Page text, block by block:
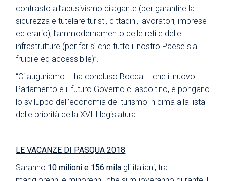
contrasto all’abusivismo dilagante (per garantire la
sicurezza e tutelare turisti, cittadini, lavoratori, imprese
ed erario), l’ammodernamento delle reti e delle
infrastrutture (per far sì che tutto il nostro Paese sia
fruibile ed accessibile)”.
“Ci auguriamo – ha concluso Bocca – che il nuovo
Parlamento e il futuro Governo ci ascoltino, e pongano
lo sviluppo dell’economia del turismo in cima alla lista
delle priorità della XVIII legislatura.
LE VACANZE DI PASQUA 2018
Saranno 10 milioni e 156 mila gli italiani, tra